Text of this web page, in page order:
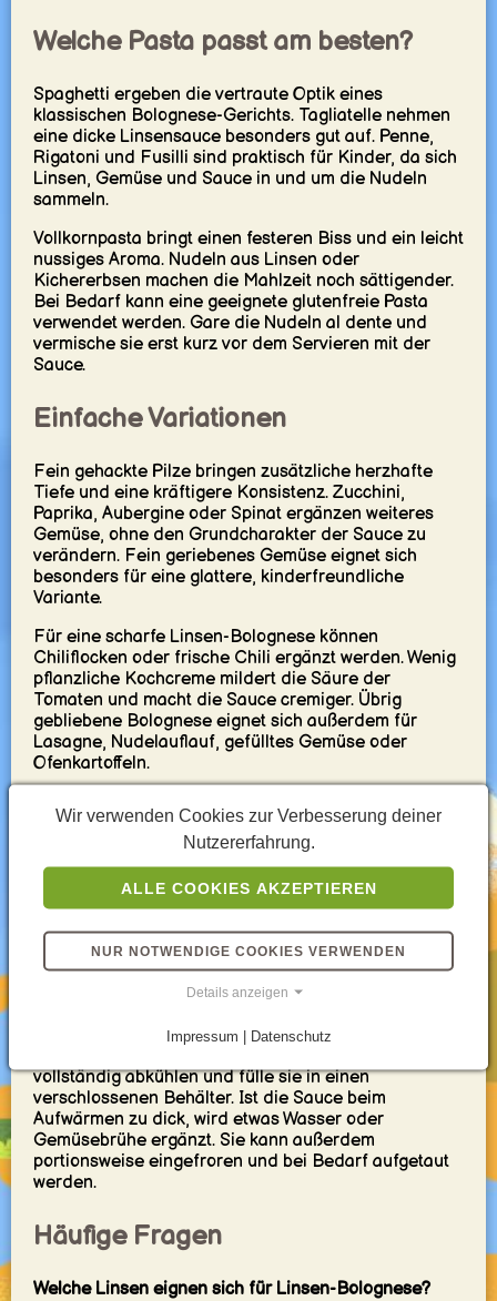
Welche Pasta passt am besten?
Spaghetti ergeben die vertraute Optik eines
klassischen Bolognese-Gerichts. Tagliatelle nehmen
eine dicke Linsensauce besonders gut auf. Penne,
Rigatoni und Fusilli sind praktisch für Kinder, da sich
Linsen, Gemüse und Sauce in und um die Nudeln
sammeln.
Vollkornpasta bringt einen festeren Biss und ein leicht
nussiges Aroma. Nudeln aus Linsen oder
Kichererbsen machen die Mahlzeit noch sättigender.
Bei Bedarf kann eine geeignete glutenfreie Pasta
verwendet werden. Gare die Nudeln al dente und
vermische sie erst kurz vor dem Servieren mit der
Sauce.
Einfache Variationen
Fein gehackte Pilze bringen zusätzliche herzhafte
Tiefe und eine kräftigere Konsistenz. Zucchini,
Paprika, Aubergine oder Spinat ergänzen weiteres
Gemüse, ohne den Grundcharakter der Sauce zu
verändern. Fein geriebenes Gemüse eignet sich
besonders für eine glattere, kinderfreundliche
Variante.
Für eine scharfe Linsen-Bolognese können
Chiliflocken oder frische Chili ergänzt werden. Wenig
pflanzliche Kochcreme mildert die Säure der
Tomaten und macht die Sauce cremiger. Übrig
gebliebene Bolognese eignet sich außerdem für
Lasagne, Nudelauflauf, gefülltes Gemüse oder
Ofenkartoffeln.
Servieren und Aufbewahren
Serviere die Pasta mit frischen Kräutern, schwarzem
Pfeffer und Parmesan oder einer pflanzlichen
Alternative. Ein grüner Salat oder Knoblauchbrot
passt als einfache Beilage. Für Familien kann die
Sauce mild bleiben, während Chili, Käse und
zusätzliche Kräuter separat angeboten werden.
Prep, da die Sauce getrennt von der Pasta
vollständig abkühlen und fülle sie in einen
verschlossenen Behälter. Ist die Sauce beim
Aufwärmen zu dick, wird etwas Wasser oder
Gemüsebrühe ergänzt. Sie kann außerdem
portionsweise eingefroren und bei Bedarf aufgetaut
werden.
Häufige Fragen
Welche Linsen eignen sich für Linsen-Bolognese?
Wir verwenden Cookies zur Verbesserung deiner
Nutzererfahrung.
ALLE COOKIES AKZEPTIEREN
NUR NOTWENDIGE COOKIES VERWENDEN
Details anzeigen
Impressum | Datenschutz